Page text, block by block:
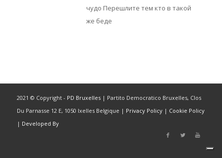
чудо Перешлите тем кто в такой
же беде
2021 © Copyright - PD Bruxelles| Partito Democratico Bruxelles, Clos
Du Parnasse 12 E, 1050 Ixelles Belgique | Privacy Policy| Cookie Policy
| Developed By